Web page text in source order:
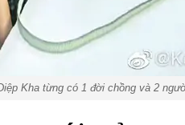
Kha từng có 1 đời chồng và 2